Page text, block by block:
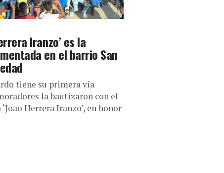
Iranzo’ es la
en el barrio San
tiene su primera vía
la bautizaron con el
Herrera Iranzo’, en honor